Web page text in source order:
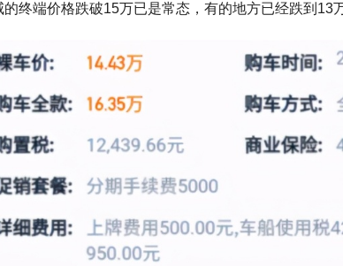
的终端价格跌破15万已是常态，有的地方已经跌到13